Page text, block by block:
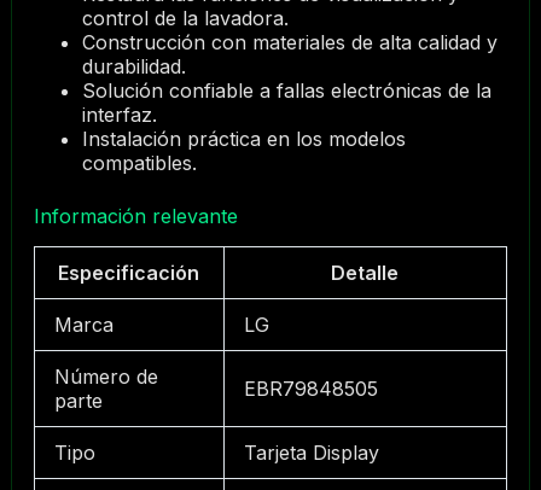
control de la lavadora.
Construcción con materiales de alta calidad y
durabilidad.
Solución confiable a fallas electrónicas de la
interfaz.
Instalación práctica en los modelos
compatibles.
Información relevante
Especificación Detalle
Marca LG
Número de
parte
EBR79848505
Tipo Tarjeta Display